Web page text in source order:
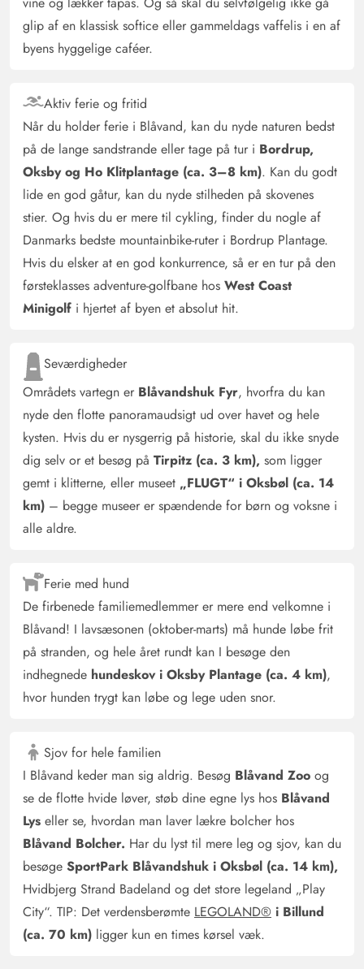
glip af en klassisk softice eller gammeldags vaffelis i en af
byens hyggelige caféer.
Aktiv ferie og fritid
Når du holder ferie i Blåvand, kan du nyde naturen bedst
på de lange sandstrande eller tage på tur i Bordrup,
Oksby og Ho Klitplantage (ca. 3–8 km). Kan du godt
lide en god gåtur, kan du nyde stilheden på skovenes
stier. Og hvis du er mere til cykling, finder du nogle af
Danmarks bedste mountainbike-ruter i Bordrup Plantage.
Hvis du elsker at en god konkurrence, så er en tur på den
førsteklasses adventure-golfbane hos West Coast
Minigolf i hjertet af byen et absolut hit.
Seværdigheder
Områdets vartegn er Blåvandshuk Fyr, hvorfra du kan
nyde den flotte panoramaudsigt ud over havet og hele
kysten. Hvis du er nysgerrig på historie, skal du ikke snyde
dig selv or et besøg på Tirpitz (ca. 3 km), som ligger
gemt i klitterne, eller museet „FLUGT“ i Oksbøl (ca. 14
km) – begge museer er spændende for børn og voksne i
alle aldre.
Ferie med hund
De firbenede familiemedlemmer er mere end velkomne i
Blåvand! I lavsæsonen (oktober-marts) må hunde løbe frit
på stranden, og hele året rundt kan I besøge den
indhegnede hundeskov i Oksby Plantage (ca. 4 km),
hvor hunden trygt kan løbe og lege uden snor.
Sjov for hele familien
I Blåvand keder man sig aldrig. Besøg Blåvand Zoo og
se de flotte hvide løver, støb dine egne lys hos Blåvand
Lys eller se, hvordan man laver lækre bolcher hos
Blåvand Bolcher. Har du lyst til mere leg og sjov, kan du
besøge SportPark Blåvandshuk i Oksbøl (ca. 14 km),
Hvidbjerg Strand Badeland og det store legeland „Play
City“. TIP: Det verdensberømte LEGOLAND® i Billund
(ca. 70 km) ligger kun en times kørsel væk.